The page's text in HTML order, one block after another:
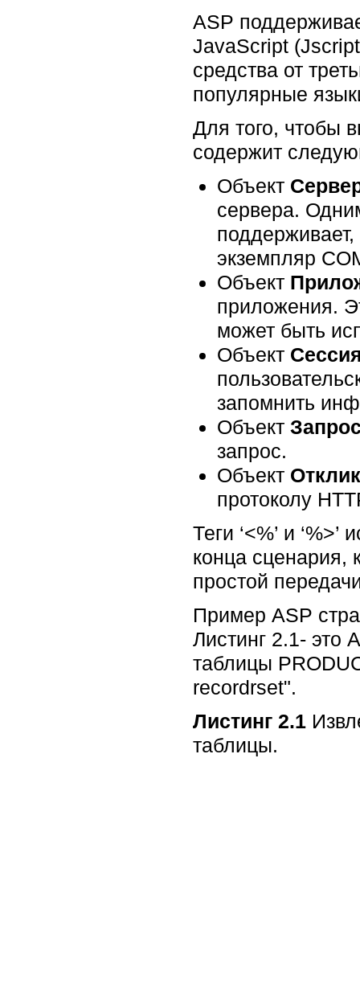
ASP
JavaScript
средства от
популярные
Для того, чтобы
содержит
Объект
сервера.
экземпляр
Объект
приложения.
может быть
Объект
запомнить
Объект
запрос.
Объект Отклик
протоколу
Теги ‘<%’ и
конца сценария,
простой
Пример ASP
Листинг 2.1- это
таблицы
recordrset".
Листинг 2.1
таблицы.